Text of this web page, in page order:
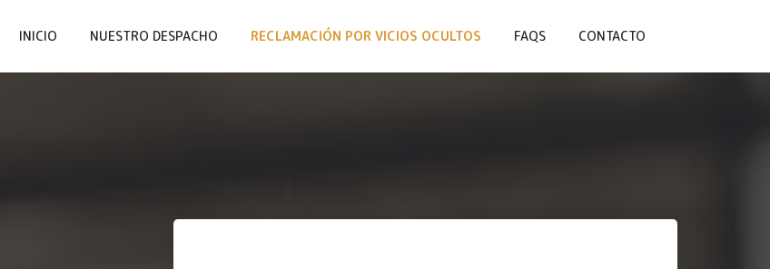
INICIO NUESTRO DESPACHO RECLAMACIÓN POR VICIOS OCULTOS FAQS CONTACTO